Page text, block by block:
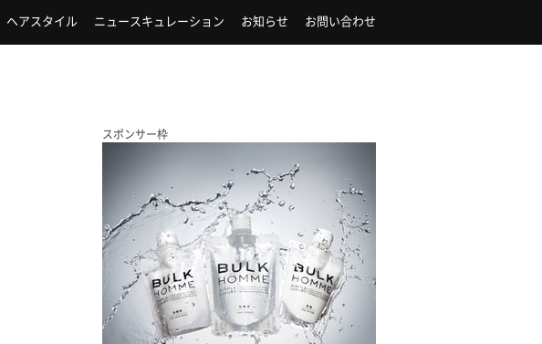
ヘアスタイル ニュースキュレーション お知らせ お問い合わせ
スポンサー枠